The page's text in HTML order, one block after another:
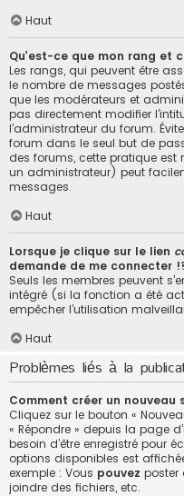
Haut
Qu’est-ce que mon rang et
Les rangs, qui peuvent être
le nombre de messages
que les modérateurs et
pas directement modifier
l’administrateur du forum.
forum dans le seul but de
des forums, cette pratique est
un administrateur) peut
messages.
Haut
Lorsque je clique sur le lien
demande de me connecter
Seuls les membres peuvent
intégré (si la fonction a été
empêcher l’utilisation
Haut
Problèmes liés à la
Comment créer un nouveau
Cliquez sur le bouton «
« Répondre » depuis la page
besoin d’être enregistré pour
options disponibles est
exemple : Vous pouvez poster
joindre des fichiers, etc.